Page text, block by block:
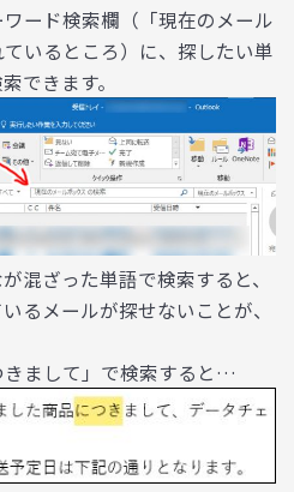
ード検索欄（「現在のメール
いるところ）に、探したい単
できます。
混ざった単語で検索すると、
るメールが探せないことが、
まして」で検索すると…